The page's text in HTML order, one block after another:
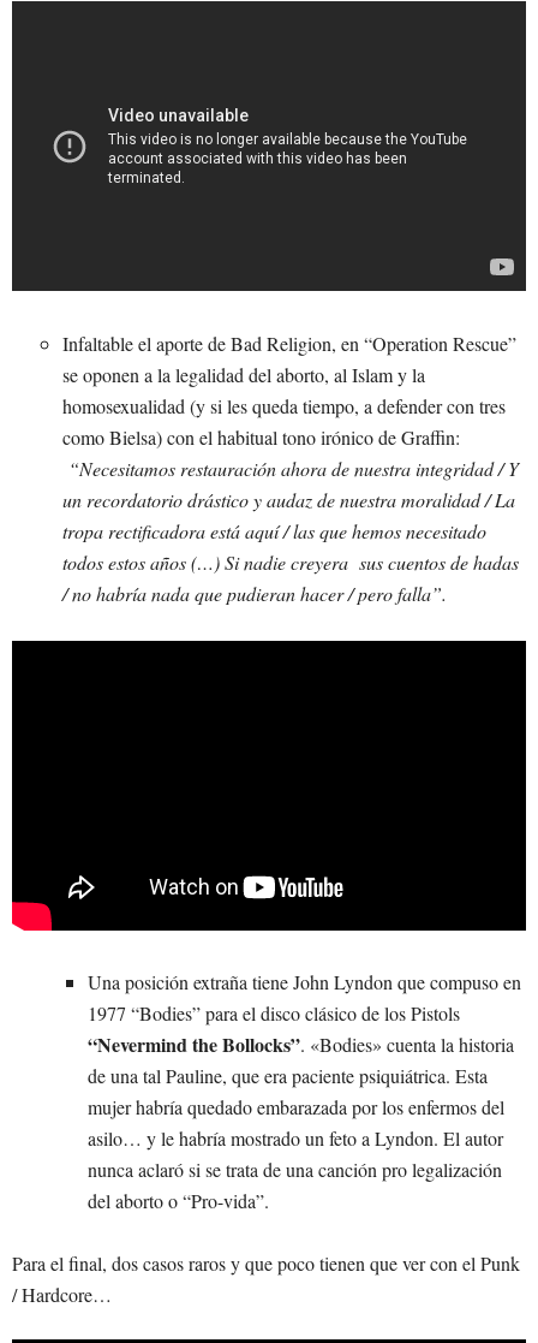
Infaltable el aporte de Bad Religion, en “Operation Rescue”
se oponen a la legalidad del aborto, al Islam y la
homosexualidad (y si les queda tiempo, a defender con tres
como Bielsa) con el habitual tono irónico de Graffin:
“Necesitamos restauración ahora de nuestra integridad / Y
un recordatorio drástico y audaz de nuestra moralidad / La
tropa rectificadora está aquí / las que hemos necesitado
todos estos años (…) Si nadie creyera sus cuentos de hadas
/ no habría nada que pudieran hacer / pero falla”.
Una posición extraña tiene John Lyndon que compuso en
1977 “Bodies” para el disco clásico de los Pistols
“Nevermind the Bollocks”. «Bodies» cuenta la historia
de una tal Pauline, que era paciente psiquiátrica. Esta
mujer habría quedado embarazada por los enfermos del
asilo… y le habría mostrado un feto a Lyndon. El autor
nunca aclaró si se trata de una canción pro legalización
del aborto o “Pro-vida”.
Para el final, dos casos raros y que poco tienen que ver con el Punk
/ Hardcore…